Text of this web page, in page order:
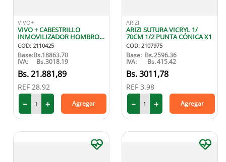
VIVO+
VIVO + CABESTRILLO
INMOVILIZADOR HOMBRO
PED
COD: 2110425
Base:Bs.18863.70
IVA: Bs.3018.19
21.881,89
REF 28.92
＋
－ Agregar
ARIZI
ARIZI SUTURA VICRYL 1/
70CM 1/2 PUNTA CÓNICA X1
COD: 2107975
Base: Bs.2596.36
IVA: Bs.415.42
3011,78
REF 3.98
＋
－ Agregar